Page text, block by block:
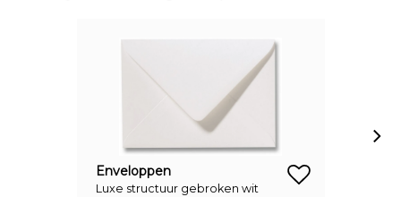
Enveloppen
Luxe structuur gebroken wit